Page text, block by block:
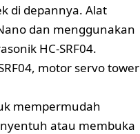
di depannya. Alat
dan menggunakan
HC-SRF04.
motor servo tower
mempermudah
atau membuka